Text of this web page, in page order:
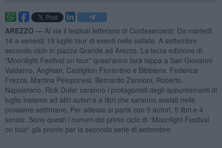
AREZZO — Al via il festival letterario di Confesercenti. Da martedì
16 a venerdì 19 luglio tour di eventi nelle vallate. A settembre
secondo ciclo in piazza Grande ad Arezzo. La terza edizione di
“Moonlight Festival on tour” quest'anno farà tappa a San Giovanni
Valdarno, Anghiari, Castiglion Fiorentino e Bibbiena. Federica
Frezza, Martina Peloponesi, Bernardo Zannoni, Roberto
Napoletano, Rick Dufer saranno i protagonisti degli appuntamenti di
luglio insieme ad altri autori e a libri che saranno svelati nelle
prossime settimane. Per adesso si parte con 5 autori, 5 libri e 4
serate. Sono questi i numeri del primo ciclo di “Moonlight Festival
on tour” già pronto per la seconda serie di settembre.